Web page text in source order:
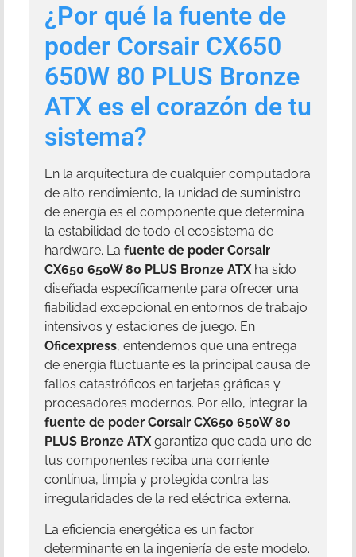
¿Por qué la fuente de
poder Corsair CX650
650W 80 PLUS Bronze
ATX es el corazón de tu
sistema?
En la arquitectura de cualquier computadora
de alto rendimiento, la unidad de suministro
de energía es el componente que determina
la estabilidad de todo el ecosistema de
hardware. La fuente de poder Corsair
CX650 650W 80 PLUS Bronze ATXha sido
diseñada específicamente para ofrecer una
fiabilidad excepcional en entornos de trabajo
intensivos y estaciones de juego. En
Oficexpress, entendemos que una entrega
de energía fluctuante es la principal causa de
fallos catastróficos en tarjetas gráficas y
procesadores modernos. Por ello, integrar la
fuente de poder Corsair CX650 650W 80
PLUS Bronze ATXgarantiza que cada uno de
tus componentes reciba una corriente
continua, limpia y protegida contra las
irregularidades de la red eléctrica externa.
La eficiencia energética es un factor
determinante en la ingeniería de este modelo.